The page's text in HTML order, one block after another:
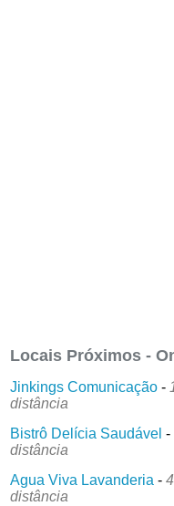
Locais Próximos -
Jinkings Comunicação -
distância
Bistrô Delícia Saudável -
distância
Agua Viva Lavanderia -
distância